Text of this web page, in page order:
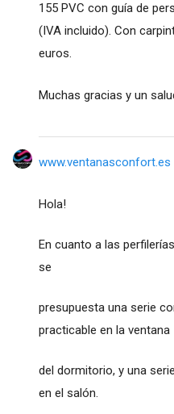
155 PVC con guía de
(IVA incluido). Con
euros.
Muchas gracias y un
www.ventanasconfort.es
Hola!
En cuanto a las
se
presupuesta una serie
practicable en la ventana
del dormitorio, y una
en el salón.